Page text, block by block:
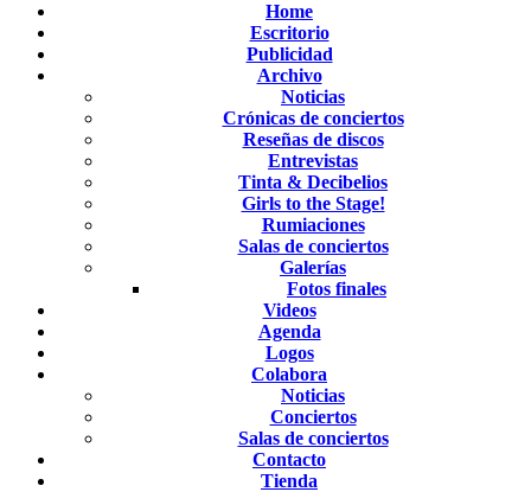
Home
Escritorio
Publicidad
Archivo
Noticias
Crónicas de conciertos
Reseñas de discos
Entrevistas
Tinta & Decibelios
Girls to the Stage!
Rumiaciones
Salas de conciertos
Galerías
Fotos finales
Videos
Agenda
Logos
Colabora
Noticias
Conciertos
Salas de conciertos
Contacto
Tienda